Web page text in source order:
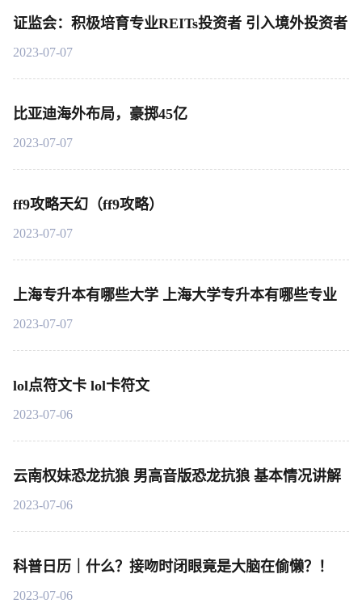
证监会：积极培育专业REITs投资者 引入境外投资者
2023-07-07
比亚迪海外布局，豪掷45亿
2023-07-07
ff9攻略天幻（ff9攻略）
2023-07-07
上海专升本有哪些大学 上海大学专升本有哪些专业
2023-07-07
lol点符文卡 lol卡符文
2023-07-06
云南权妹恐龙抗狼 男高音版恐龙抗狼 基本情况讲解
2023-07-06
科普日历｜什么？接吻时闭眼竟是大脑在偷懒？！
2023-07-06